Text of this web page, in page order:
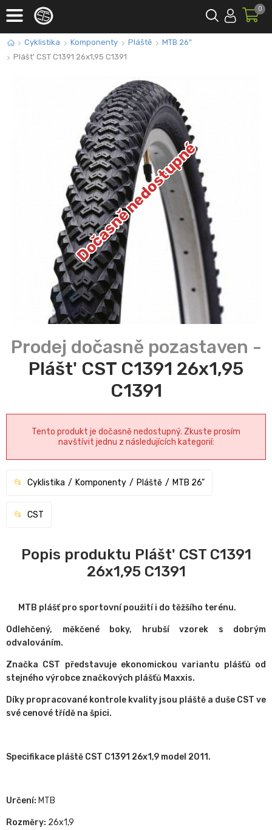
0
Cyklistika Komponenty Pláště
MTB 26"
Plášt' CST C1391 26x1,95 C1391
Dočasně nedostupné
Plášt' CST C1391 26x1,95
C1391
Tento produkt je dočasně nedostupný. Zkuste prosím
navštívit jednu z následujících kategorií:
Cyklistika Komponenty Pláště MTB 26"
CST
Popis produktu Plášt' CST C1391
26x1,95 C1391
MTB plášť pro sportovní použití i do těžšího terénu.
Odlehčený, měkčené boky, hrubší vzorek s dobrým
odvalováním.
Značka CST představuje ekonomickou variantu plášťů od
stejného výrobce značkových plášťů Maxxis.
Díky propracované kontrole kvality jsou pláště a duše CST ve
své cenové třídě na špici.
Specifikace pláště CST C1391 26x1,9 model 2011.
Určení: MTB
Rozměry: 26x1,9